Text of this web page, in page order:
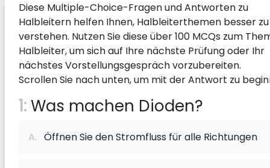
Diese Multiple-Choice-Fragen und Antworten zu
Halbleitern helfen Ihnen, Halbleiterthemen besser zu
verstehen. Nutzen Sie diese über 100 MCQs zum
Halbleiter, um sich auf Ihre nächste Prüfung oder Ihr
nächstes Vorstellungsgespräch vorzubereiten.
Scrollen Sie nach unten, um mit der Antwort zu
1:Was machen Dioden?
A. Öffnen Sie den Stromfluss für alle Richtungen